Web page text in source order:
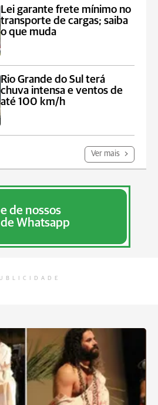
Lei garante frete mínimo no
transporte de cargas; saiba
o que muda
Rio Grande do Sul terá
chuva intensa e ventos de
até 100 km/h
Ver mais
de nossos
Whatsapp